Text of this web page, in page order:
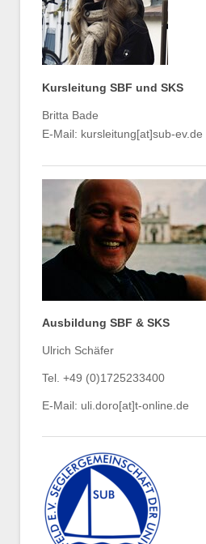
Kursleitung SBF und SKS
Britta Bade
E-Mail: kursleitung[at]sub-ev.de
Ausbildung SBF & SKS
Ulrich Schäfer
Tel. +49 (0)1725233400
E-Mail: uli.doro[at]t-online.de